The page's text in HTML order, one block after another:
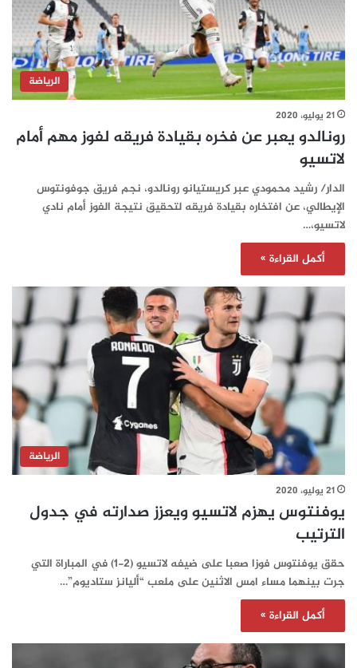
الرياضة
21 يوليو، 2020
رونالدو يعبر عن فخره بقيادة فريقه لفوز مهم أمام
لاتسيو
الدار/ رشيد محمودي عبر كريستيانو رونالدو، نجم فريق جوفونتوس
الإيطالي، عن افتخاره بقيادة فريقه لتحقيق نتيجة الفوز أمام نادي
لاتسيو،…
أكمل القراءة »
الرياضة
21 يوليو، 2020
يوفنتوس يهزم لاتسيو ويعزز صدارته في جدول
الترتيب
حقق يوفنتوس فوزا صعبا على ضيفه لاتسيو (2-1) في المباراة التي
جرت بينهما مساء امس الاثنين على ملعب “أليانز ستاديوم”…
أكمل القراءة »